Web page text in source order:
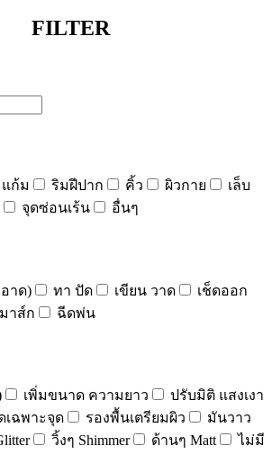
FILTER
แก้ม ริมฝีปาก คิ้ว ผิวกาย
เล็บ
จุดซ่อนเร้น อื่นๆ
าด) ทา ปัด เขียน วาด
เช็ดออก
มาส์ก ฉีดพ่น
เพิ่มขนาด ความยาว
ปรับมิติ แสงเงา
เฉพาะจุด รองพื้นเตรียมผิว
มันวาว
วิ้งๆ Shimmer ด้านๆ Matt ไม่มี